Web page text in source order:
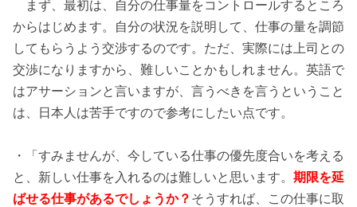
まず、最初は、自分の仕事量をコントロールするところ
からはじめます。自分の状況を説明して、仕事の量を調節
してもらうよう交渉するのです。ただ、実際には上司との
交渉になりますから、難しいことかもしれません。英語で
はアサーションと言いますが、言うべきを言うということ
は、日本人は苦手ですので参考にしたい点です。
・「すみませんが、今している仕事の優先度合いを考える
と、新しい仕事を入れるのは難しいと思います。 期限を延
ばせる仕事があるでしょうか？ そうすれば、この仕事に取